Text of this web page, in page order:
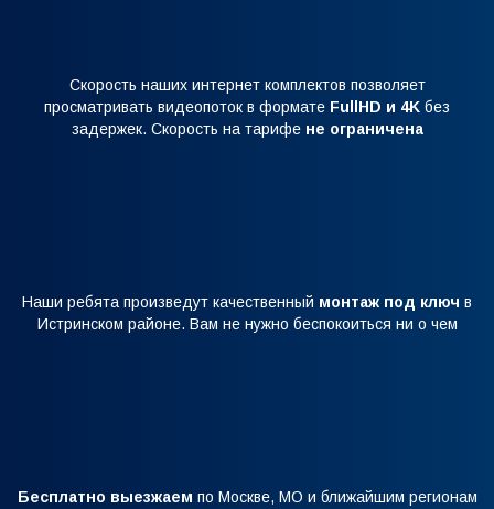
Скорость наших интернет комплектов позволяет
просматривать видеопоток в формате FullHD и 4K без
задержек. Скорость на тарифе не ограничена
Наши ребята произведут качественный монтаж под ключ в
Истринском районе. Вам не нужно беспокоиться ни о чем
Бесплатно выезжаем по Москве, МО и ближайшим регионам